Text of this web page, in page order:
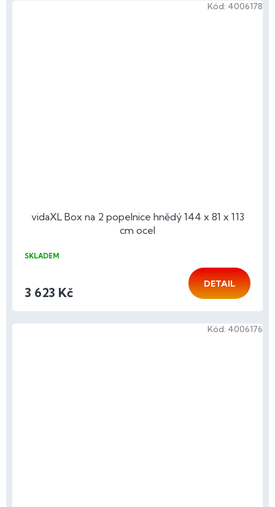
vidaXL Box na 2 popelnice hnědý 144 x 81 x 113
cm ocel
SKLADEM
3 623 Kč
DETAIL
Kód: 4006178
Kód: 4006176